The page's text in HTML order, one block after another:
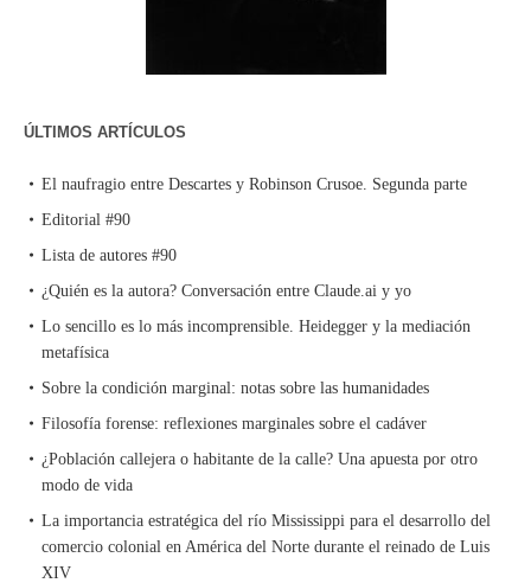
ÚLTIMOS ARTÍCULOS
El naufragio entre Descartes y Robinson Crusoe. Segunda parte
Editorial #90
Lista de autores #90
¿Quién es la autora? Conversación entre Claude.ai y yo
Lo sencillo es lo más incomprensible. Heidegger y la mediación
metafísica
Sobre la condición marginal: notas sobre las humanidades
Filosofía forense: reflexiones marginales sobre el cadáver
¿Población callejera o habitante de la calle? Una apuesta por otro
modo de vida
La importancia estratégica del río Mississippi para el desarrollo del
comercio colonial en América del Norte durante el reinado de Luis
XIV